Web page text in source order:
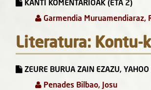
KANTI KOMENTARIOAK (ETA 2)
Garmendia Muruamendiaraz,
Literatura: Kontu-
ZEURE BURUA ZAIN EZAZU,
Penades Bilbao, Josu